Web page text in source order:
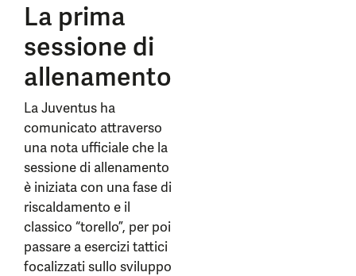
La prima
sessione di
allenamento
La Juventus ha
comunicato attraverso
una nota ufficiale che la
sessione di allenamento
è iniziata con una fase di
riscaldamento e il
classico “torello”, per poi
passare a esercizi tattici
focalizzati sullo sviluppo